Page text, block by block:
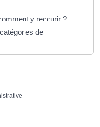
y recourir ?
de